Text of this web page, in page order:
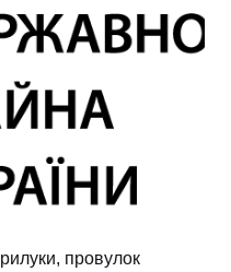
провулок